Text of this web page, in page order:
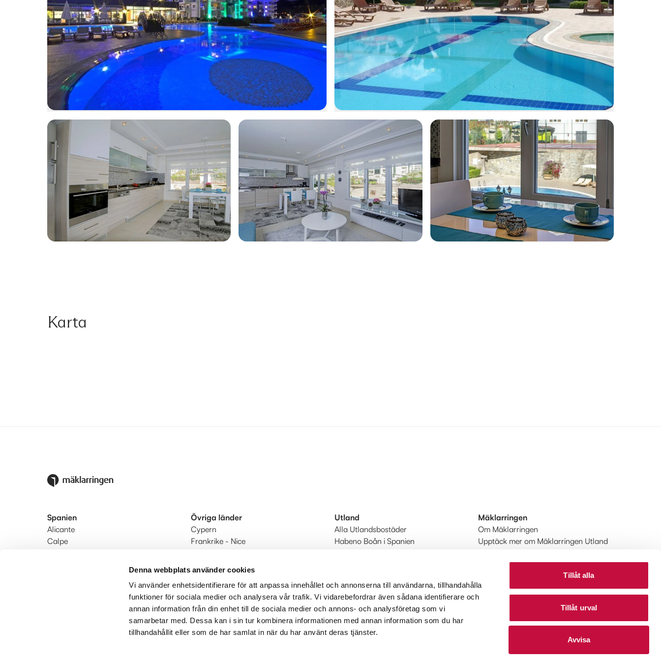
Denna webbplats använder cookies
Vi använder enhetsidentifierare för att anpassa innehållet och annonserna till användarna, tillhandahålla
funktioner för sociala medier och analysera vår trafik. Vi vidarebefordrar även sådana identifierare och
annan information från din enhet till de sociala medier och annons- och analysföretag som vi
samarbetar med. Dessa kan i sin tur kombinera informationen med annan information som du har
tillhandahållit eller som de har samlat in när du har använt deras tjänster.
Tillåt alla
Tillåt urval
Avvisa
Karta
Spanien
Alicante
Calpe
Estepona-Marbella-Manilva
Övriga länder
Cypern
Frankrike - Nice
Turkiet
Utland
Alla Utlandsbostäder
Habeno Boån i Spanien
Mäklarringen
Om Mäklarringen
Upptäck mer om Mäklarringen Utland